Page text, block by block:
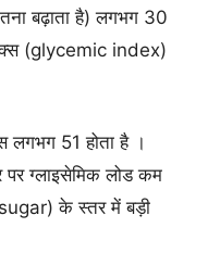
बढ़ाता है) लगभग 30
(glycemic index)
51 होता है ।
ग्लाइसेमिक लोड कम
के स्तर में बड़ी